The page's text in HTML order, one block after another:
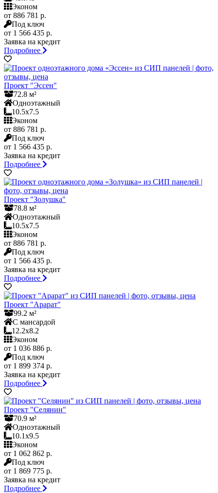
Эконом
от 886 781 р.
Под ключ
от 1 566 435 р.
Заявка на кредит
Подробнее
Проект "Эссен"
72.8 м²
Одноэтажный
10.5x7.5
Эконом
от 886 781 р.
Под ключ
от 1 566 435 р.
Заявка на кредит
Подробнее
Проект "Золушка"
78.8 м²
Одноэтажный
10.5x7.5
Эконом
от 886 781 р.
Под ключ
от 1 566 435 р.
Заявка на кредит
Подробнее
Проект "Арарат"
99.2 м²
С мансардой
12.2x8.2
Эконом
от 1 036 886 р.
Под ключ
от 1 899 374 р.
Заявка на кредит
Подробнее
Проект "Селянин"
70.9 м²
Одноэтажный
10.1x9.5
Эконом
от 1 062 862 р.
Под ключ
от 1 869 775 р.
Заявка на кредит
Подробнее